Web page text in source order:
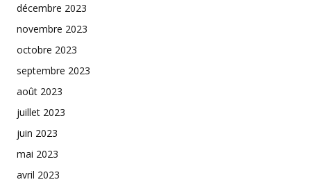
décembre 2023
novembre 2023
octobre 2023
septembre 2023
août 2023
juillet 2023
juin 2023
mai 2023
avril 2023